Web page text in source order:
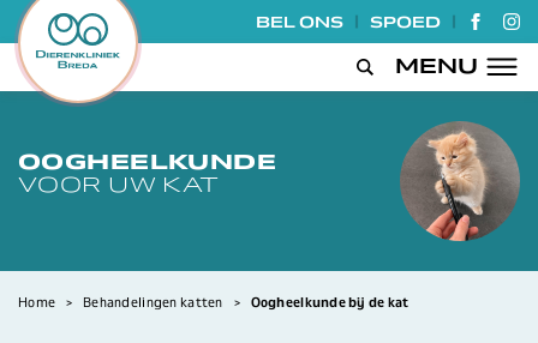
BEL ONS | SPOED | GAGA
MENU
Open de
OOGHEELKUNDE
VOOR UW KAT
Home > Behandelingen katten > Oogheelkunde bij de kat